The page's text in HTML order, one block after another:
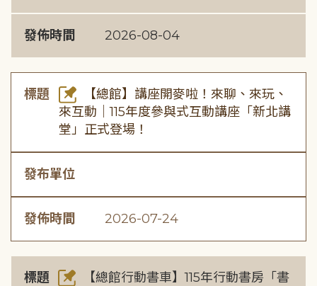
發佈時間 2026-08-04
標題
【總館】講座開麥啦！來聊、來玩、
來互動｜115年度參與式互動講座「新北講
堂」正式登場！
發布單位
發佈時間 2026-07-24
標題
【總館行動書車】115年行動書房「書